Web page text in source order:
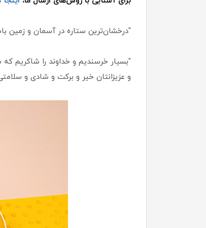
"درخشان‌ترین ستاره در آسمان و زمین
"بسیار خرسندیم و خداوند را شاکریم
و عزیزانتان خیر و برکت و شادی و